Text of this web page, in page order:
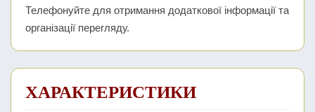
Телефонуйте для отримання додаткової інформації та
організації перегляду.
ХАРАКТЕРИСТИКИ